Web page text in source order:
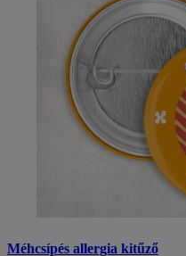
Méhcsípés allergia kitűző